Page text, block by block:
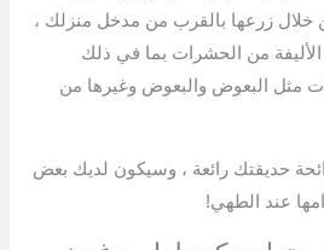
خلال زرعها بالقرب من مدخل منزلك ،
من الحشرات بما في ذلك
مثل البعوض والبعوض وغيرها من
حديقتك رائعة ، وسيكون لديك بعض
عند الطهي!